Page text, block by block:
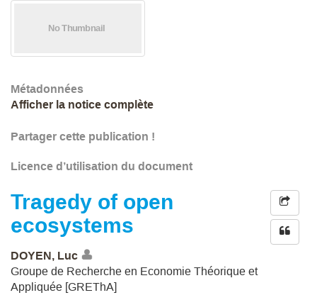
Métadonnées
Afficher la notice complète
Partager cette publication !
Licence d’utilisation du document
Tragedy of open
ecosystems
DOYEN, Luc
Groupe de Recherche en Economie Théorique et
Appliquée [GREThA]